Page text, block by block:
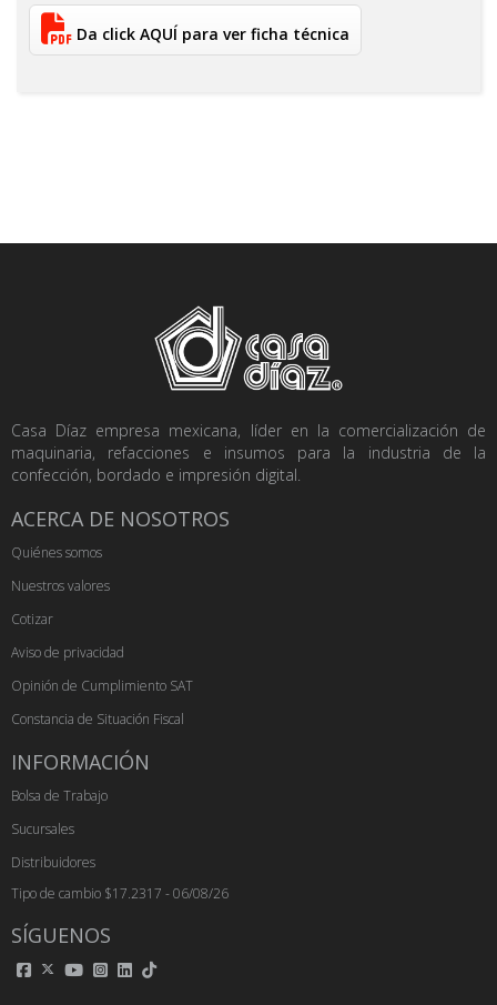
Da click AQUÍ para ver ficha técnica
Casa Díaz empresa mexicana, líder en la comercialización de
maquinaria, refacciones e insumos para la industria de la
confección, bordado e impresión digital.
ACERCA DE NOSOTROS
Quiénes somos
Nuestros valores
Cotizar
Aviso de privacidad
Opinión de Cumplimiento SAT
Constancia de Situación Fiscal
INFORMACIÓN
Bolsa de Trabajo
Sucursales
Distribuidores
Tipo de cambio $17.2317 - 06/08/26
SÍGUENOS